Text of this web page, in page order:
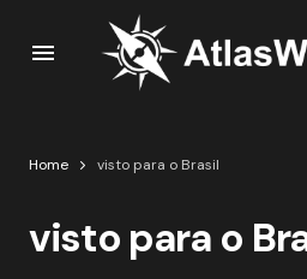
Home visto para o Brasil
visto para o